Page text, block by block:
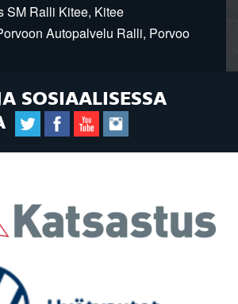
SM Ralli Kitee, Kitee
Autopalvelu Ralli, Porvoo
SOSIAALISESSA